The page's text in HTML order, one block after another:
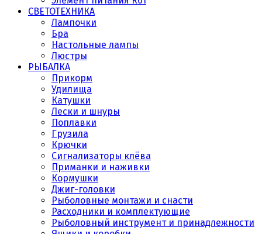
СВЕТОТЕХНИКА
Лампочки
Бра
Настольные лампы
Люстры
РЫБАЛКА
Прикорм
Удилища
Катушки
Лески и шнуры
Поплавки
Грузила
Крючки
Сигнализаторы клёва
Приманки и наживки
Кормушки
Джиг-головки
Рыболовные монтажи и снасти
Расходники и комплектующие
Рыболовный инструмент и принадлежности